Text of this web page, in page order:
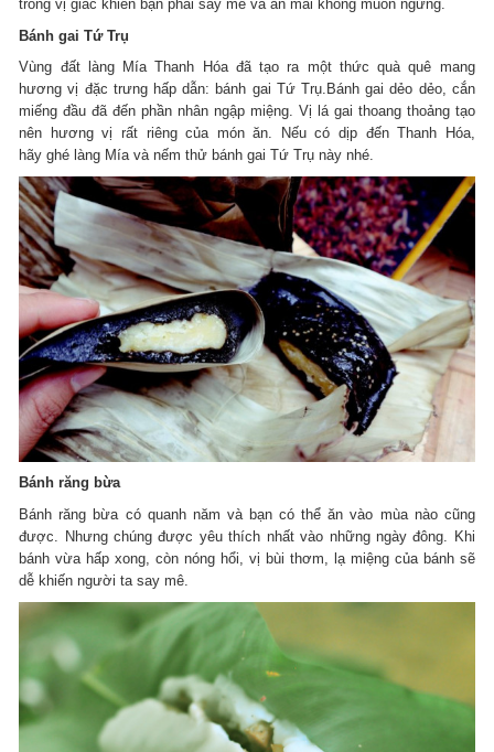
trong vị giác khiến bạn phải say mê và ăn mãi không muốn ngừng.
Bánh gai Tứ Trụ
Vùng đất làng Mía Thanh Hóa đã tạo ra một thức quà quê mang
hương vị đặc trưng hấp dẫn: bánh gai Tứ Trụ.Bánh gai dẻo dẻo, cắn
miếng đầu đã đến phần nhân ngập miệng. Vị lá gai thoang thoảng tạo
nên hương vị rất riêng của món ăn. Nếu có dịp đến Thanh Hóa,
hãy ghé làng Mía và nếm thử bánh gai Tứ Trụ này nhé.
Bánh răng bừa
Bánh răng bừa có quanh năm và bạn có thể ăn vào mùa nào cũng
được. Nhưng chúng được yêu thích nhất vào những ngày đông. Khi
bánh vừa hấp xong, còn nóng hổi, vị bùi thơm, lạ miệng của bánh sẽ
dễ khiến người ta say mê.